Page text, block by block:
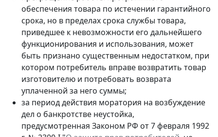
обеспечения товара по истечении гарантийного
срока, но в пределах срока службы товара,
приведшее к невозможности его дальнейшего
функционирования и использования, может
быть признано существенным недостатком, при
котором потребитель вправе возвратить товар
изготовителю и потребовать возврата
уплаченной за него суммы;
за период действия моратория на возбуждение
дел о банкротстве неустойка,
предусмотренная Законом РФ от 7 февраля 1992